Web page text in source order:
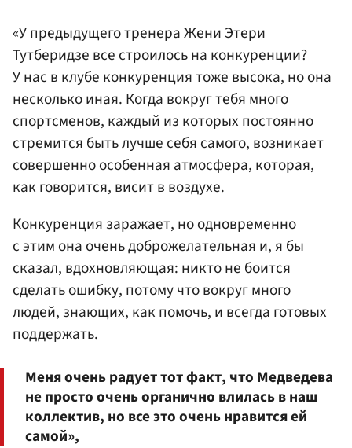
«У предыдущего тренера Жени Этери
Тутберидзе все строилось на конкуренции?
У нас в клубе конкуренция тоже высока, но она
несколько иная. Когда вокруг тебя много
спортсменов, каждый из которых постоянно
стремится быть лучше себя самого, возникает
совершенно особенная атмосфера, которая,
как говорится, висит в воздухе.
Конкуренция заражает, но одновременно
с этим она очень доброжелательная и, я бы
сказал, вдохновляющая: никто не боится
сделать ошибку, потому что вокруг много
людей, знающих, как помочь, и всегда готовых
поддержать.
Меня очень радует тот факт, что Медведева
не просто очень органично влилась в наш
коллектив, но все это очень нравится ей
самой»,